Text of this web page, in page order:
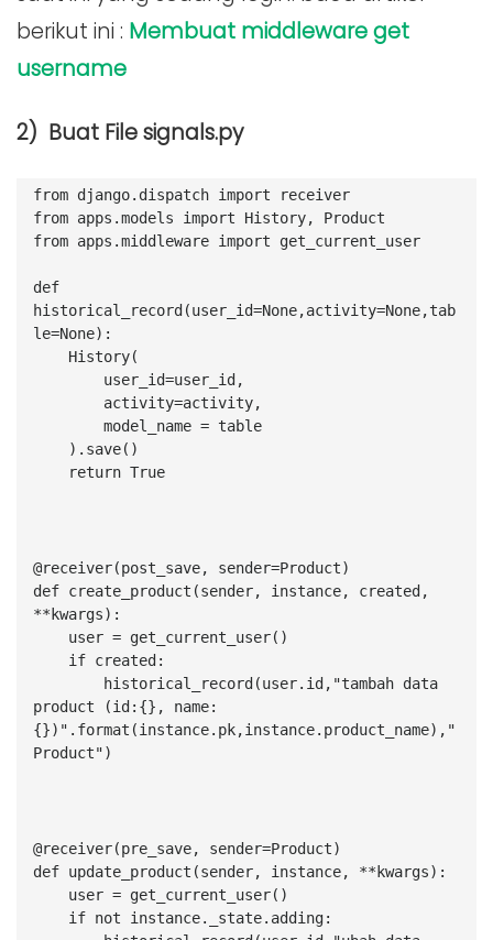
berikut ini : Membuat middleware get
username
2) Buat File signals.py
from django.dispatch import receiver
from apps.models import History, Product
from apps.middleware import get_current_user
def
historical_record(user_id=None,activity=None,tab
le=None):
    History(
        user_id=user_id,
        activity=activity,
        model_name = table
    ).save()
    return True
@receiver(post_save, sender=Product)
def create_product(sender, instance, created,
**kwargs):
    user = get_current_user()
    if created:
product (id:{}, name:
{})".format(instance.pk,instance.product_name),"
Product")
@receiver(pre_save, sender=Product)
def update_product(sender, instance, **kwargs):
    user = get_current_user()
    if not instance._state.adding: